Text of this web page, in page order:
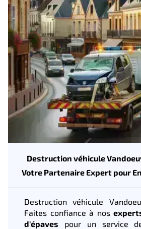
Destruction véhicule
Votre Partenaire Expert pour
Destruction véhicule
Faites confiance à nos
d'épaves pour un service